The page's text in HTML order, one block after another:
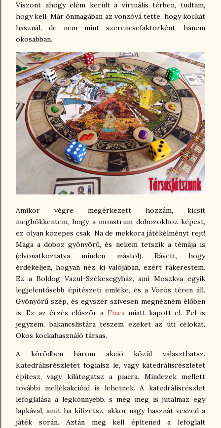
Viszont ahogy elém került a virtuális térben, tudtam,
hogy kell. Már önmagában az vonzóvá tette, hogy kockát
használ, de nem mint szerencsefaktorként, hanem
okosabban.
Amikor végre megérkezett hozzám, kicsit
meghökkentem, hogy a monstrum dobozokhoz képest,
ez olyan közepes csak. Na de mekkora játékélményt rejt!
Maga a doboz gyönyörű, és nekem tetszik a témája is
(elvonatkoztatva minden mástól). Rávett, hogy
érdekeljen, hogyan néz ki valójában, ezért rákerestem.
Ez a Boldog Vazul-Székesegyház, ami Moszkva egyik
legjelentősebb építészeti emléke, és a Vörös téren áll.
Gyönyörű szép, és egyszer szívesen megnézném élőben
is. Ez az érzés először a Fincamiatt kapott el. Fel is
jegyzem, bakancslistára teszem ezeket az úti célokat.
Okos kockahasználó társas.
A körödben három akció közül választhatsz.
Katedrálisrészletet foglalsz le, vagy katedrálisrészletet
építesz, vagy kilátogatsz a piacra. Mindezek mellett
további mellékakcióid is lehetnek. A katedrálisrészlet
lefoglalása a legkönnyebb, s még meg is jutalmaz egy
lapkával, amit ha kifizetsz, akkor nagy hasznát veszed a
játék során. Aztán meg kell építened a lefoglalt